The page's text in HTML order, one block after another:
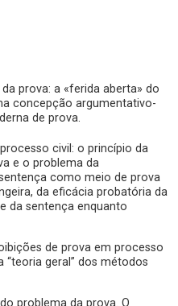
prova: a «ferida aberta» do
concepção argumentativo-
de prova.
civil: o princípio da
e o problema da
como meio de prova
da eficácia probatória da
da sentença enquanto
de prova em processo
“teoria geral” dos métodos
problema da prova. O